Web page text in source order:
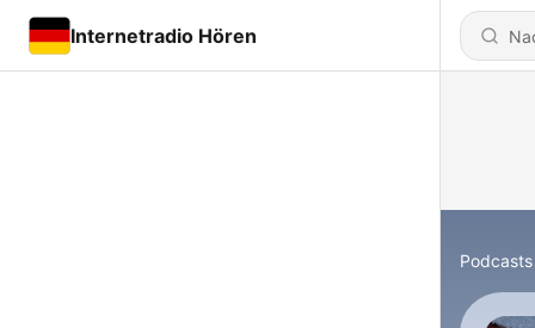
Internetradio Hören
Podcasts